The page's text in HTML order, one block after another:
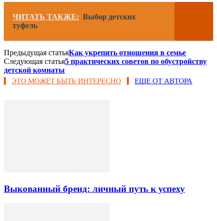
ЧИТАТЬ ТАКЖЕ: Выбор детских
туфель
Предыдущая статьяКак укрепить отношения в семье
Следующая статья5 практических советов по обустройству
детской комнаты
ЭТО МОЖЕТ БЫТЬ ИНТЕРЕСНО ЕЩЕ ОТ АВТОРА
Выкованный бренд: личный путь к успеху